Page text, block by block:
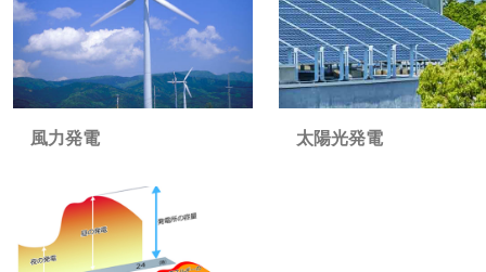
風力発電 太陽光発電